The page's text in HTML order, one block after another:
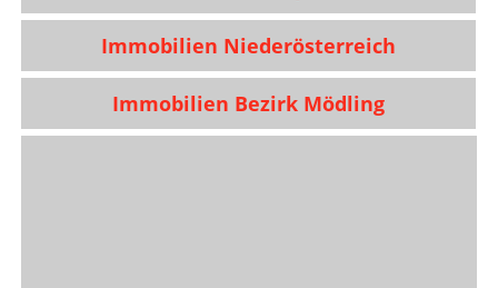
Immobilien Niederösterreich
Immobilien Bezirk Mödling